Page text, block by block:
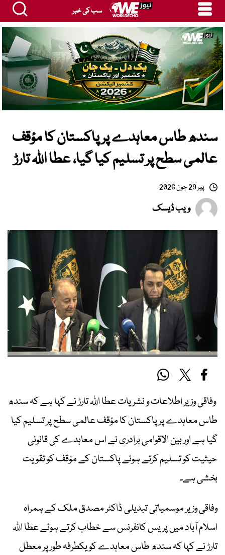
سب کی خبر
سندھ طاس معاہدے پر پاکستان کا مؤقف
عالمی سطح پر تسلیم کیا گیا، عطا اللہ تارڑ
پیر 29 جون 2026
ویب ڈیسک
وفاقی وزیر اطلاعات و نشریات عطا اللہ تارڑ نے کہا ہے کہ سندھ
طاس معاہدے پر پاکستان کا مؤقف عالمی سطح پر تسلیم کیا
گیا ہے اور بین الاقوامی برادری نے اس معاہدے کی قانونی
حیثیت کو تسلیم کرتے ہوئے پاکستان کے مؤقف کو تقویت
بخشی ہے۔
وفاقی وزیر موسمیاتی تبدیلی ڈاکٹر مصدق ملک کے ہمراہ
اسلام آباد میں پریس کانفرنس سے خطاب کرتے ہوئے عطا اللہ
تارڑ نے کہا کہ سندھ طاس معاہدے کو یکطرفہ طور پر معطل